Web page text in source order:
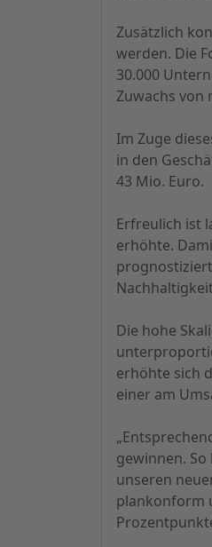
Zusätzlich
werden. Die
30.000
Zuwachs von
Im Zuge
in den
43 Mio. Euro.
Erfreulich ist
erhöhte.
Die hohe
erhöhte sich
einer am
gewinnen.
unseren
plankonform